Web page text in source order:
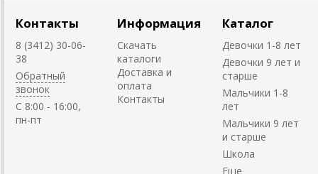
Контакты
8 (3412) 30-06-
38
Обратный
звонок
C 8:00 - 16:00,
пн-пт
Информация
Скачать
каталоги
Доставка и
оплата
Контакты
Каталог
Девочки 1-8 лет
Девочки 9 лет и
старше
Мальчики 1-8
лет
Мальчики 9 лет
и старше
Школа